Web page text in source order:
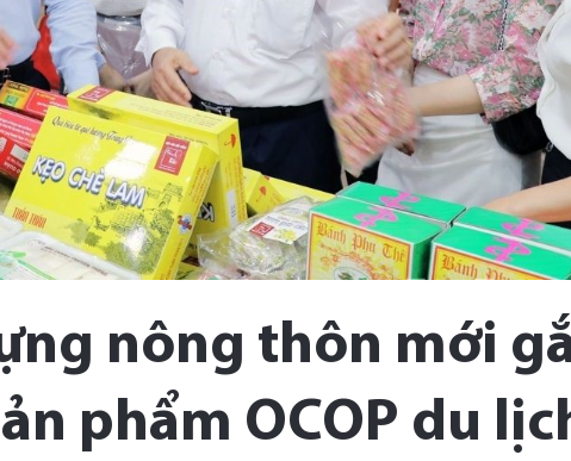
nông thôn mới
phẩm OCOP du